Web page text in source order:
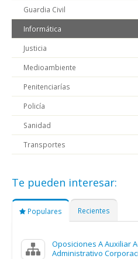
Guardia Civil
Informática
Justicia
Medioambiente
Penitenciarías
Policía
Sanidad
Transportes
Te pueden interesar:
Populares Recientes
Oposiciones A Auxiliar
Administrativo